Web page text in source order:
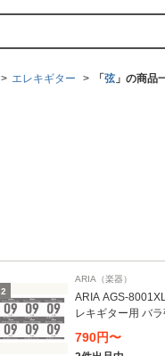
エレキギター 「 弦 」の商品
2
ARIA（楽器）
ARIA AGS-
レキギター用 バ
LIGHT
790円〜